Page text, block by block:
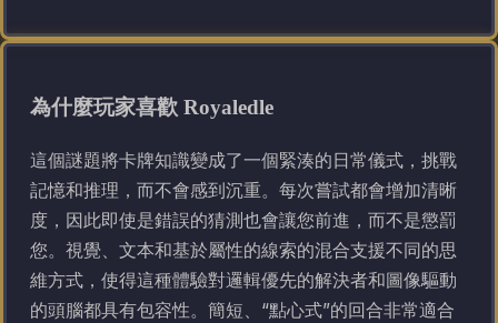
為什麼玩家喜歡 Royaledle
這個謎題將卡牌知識變成了一個緊湊的日常儀式，挑戰
記憶和推理，而不會感到沉重。每次嘗試都會增加清晰
度，因此即使是錯誤的猜測也會讓您前進，而不是懲罰
您。視覺、文本和基於屬性的線索的混合支援不同的思
維方式，使得這種體驗對邏輯優先的解決者和圖像驅動
的頭腦都具有包容性。簡短、“點心式”的回合非常適合